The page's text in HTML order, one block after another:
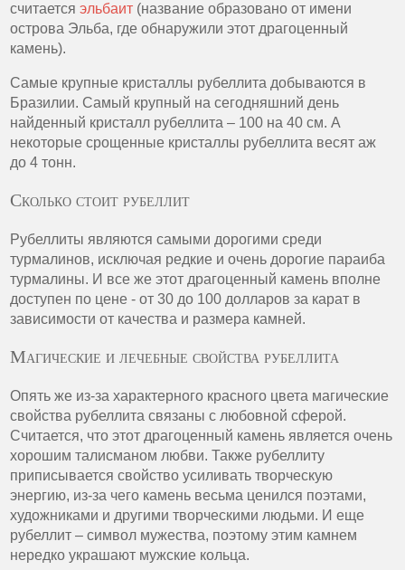
считаетсяэльбаит (название образовано от имени
острова Эльба, где обнаружили этот драгоценный
камень).
Самые крупные кристаллы рубеллита добываются в
Бразилии. Самый крупный на сегодняшний день
найденный кристалл рубеллита – 100 на 40 см. А
некоторые срощенные кристаллы рубеллита весят аж
до 4 тонн.
Сколько стоит рубеллит
Рубеллиты являются самыми дорогими среди
турмалинов, исключая редкие и очень дорогие параиба
турмалины. И все же этот драгоценный камень вполне
доступен по цене - от 30 до 100 долларов за карат в
зависимости от качества и размера камней.
Магические и лечебные свойства рубеллита
Опять же из-за характерного красного цвета магические
свойства рубеллита связаны с любовной сферой.
Считается, что этот драгоценный камень является очень
хорошим талисманом любви. Также рубеллиту
приписывается свойство усиливать творческую
энергию, из-за чего камень весьма ценился поэтами,
художниками и другими творческими людьми. И еще
рубеллит – символ мужества, поэтому этим камнем
нередко украшают мужские кольца.